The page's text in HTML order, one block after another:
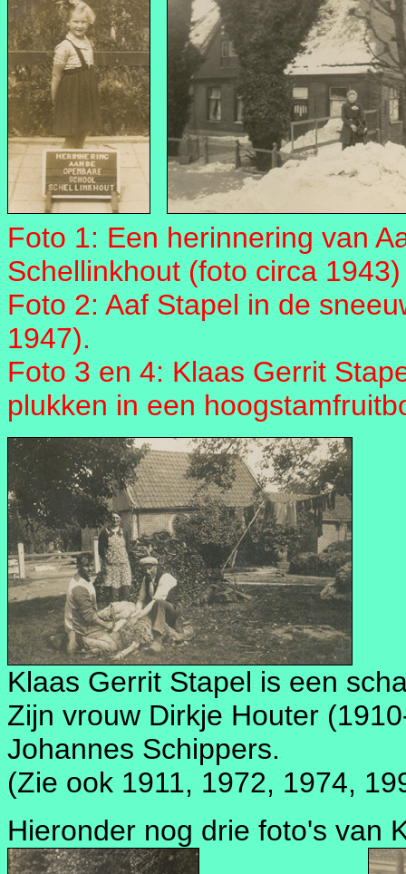
Foto 1: Een herinnering van
Schellinkhout (foto circa 1943)
Foto 2: Aaf Stapel in de
1947).
Foto 3 en 4: Klaas Gerrit
plukken in een
Klaas Gerrit Stapel is een
Zijn vrouw Dirkje Houter
Johannes Schippers.
(Zie ook 1911, 1972, 1974,
Hieronder nog drie foto's van